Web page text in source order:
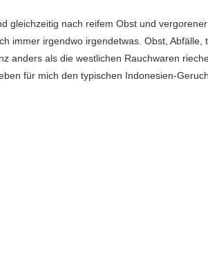
gleichzeitig nach reifem Obst und
immer irgendwo irgendetwas. Obst,
anders als die westlichen Rauchwaren
für mich den typischen Indonesien-